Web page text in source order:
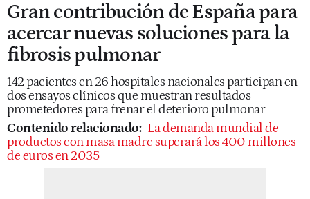
Gran contribución de España para
acercar nuevas soluciones para la
fibrosis pulmonar
142 pacientes en 26 hospitales nacionales participan en
dos ensayos clínicos que muestran resultados
prometedores para frenar el deterioro pulmonar
Contenido relacionado: La demanda mundial de
productos con masa madre superará los 400 millones
de euros en 2035